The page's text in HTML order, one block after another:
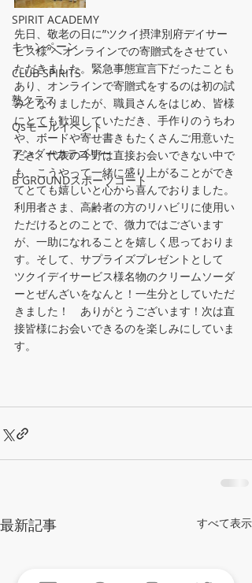
SPIRIT ACADEMY
キャンペーン
CLUB SPIRITS
塾クラス
Qsモールイベント
アンダーカテゴリー
B GROUNDスポーツコート
先日、敬老の日に”ツクイ摂津別府デイサー
ビス様”へオンラインでの寄贈式をさせてい
ただきました。緊急事態宣言下だったことも
あり、オンラインで寄贈式をするのは初の試
みとなりましたが、職員さんをはじめ、皆様
にとても歓迎していただき、手作りのうちわ
や、ボードや寄せ書きもたくさんご用意いた
だき、代表の今野は直接お会いできない中で
も、こうやって一緒に盛り上がることができ
てとても嬉しいと心から喜んでおりました。
利用者さま、高齢者の方のリハビリに使用い
ただけるとのことで、微力ではございます
が、一助になれることを嬉しく思っておりま
す。そして、サプライズプレゼントとして
ツクイデイサービス様名物のクリームソーダ
ーとぜんざいをなんと！一生分としていただ
きました！　ありがとうございます！次は直
接皆様にお会いできるのを楽しみにしていま
す。
最新記事 すべて表示